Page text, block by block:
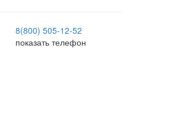
8(800) 505-12-52
показать телефон